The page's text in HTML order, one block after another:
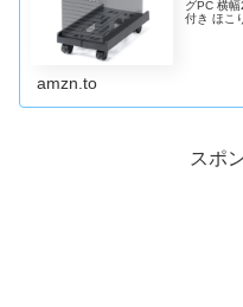
グPC 横
付き ほこ
amzn.to
スポ